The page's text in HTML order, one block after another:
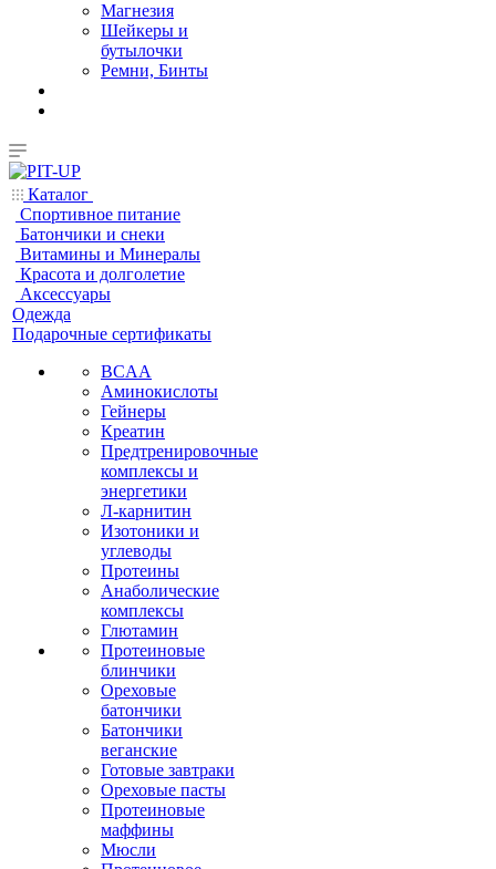
Магнезия
Шейкеры и
бутылочки
Ремни, Бинты
Каталог
Спортивное питание
Батончики и снеки
Витамины и Минералы
Красота и долголетие
Аксессуары
Одежда
Подарочные сертификаты
BCAA
Аминокислоты
Гейнеры
Креатин
Предтренировочные
комплексы и
энергетики
Л-карнитин
Изотоники и
углеводы
Протеины
Анаболические
комплексы
Глютамин
Протеиновые
блинчики
Ореховые
батончики
Батончики
веганские
Готовые завтраки
Ореховые пасты
Протеиновые
маффины
Мюсли